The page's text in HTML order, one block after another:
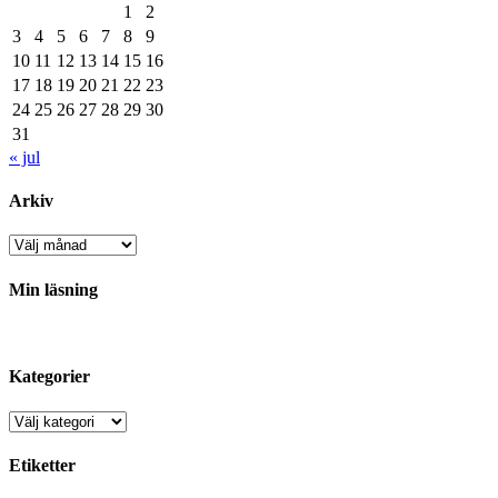
1
2
3
4 5 6 7 8
9
10 11 12 13 14 15 16
17 18 19 20 21 22 23
24 25 26 27 28 29 30
31
« jul
Arkiv
Arkiv
Min läsning
Kategorier
Kategorier
Etiketter